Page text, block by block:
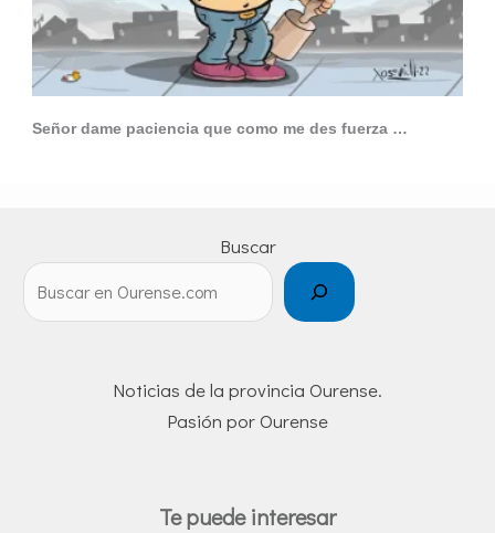
Señor dame paciencia que como me des fuerza …
Buscar
Noticias de la provincia Ourense.
Pasión por Ourense
Te puede interesar